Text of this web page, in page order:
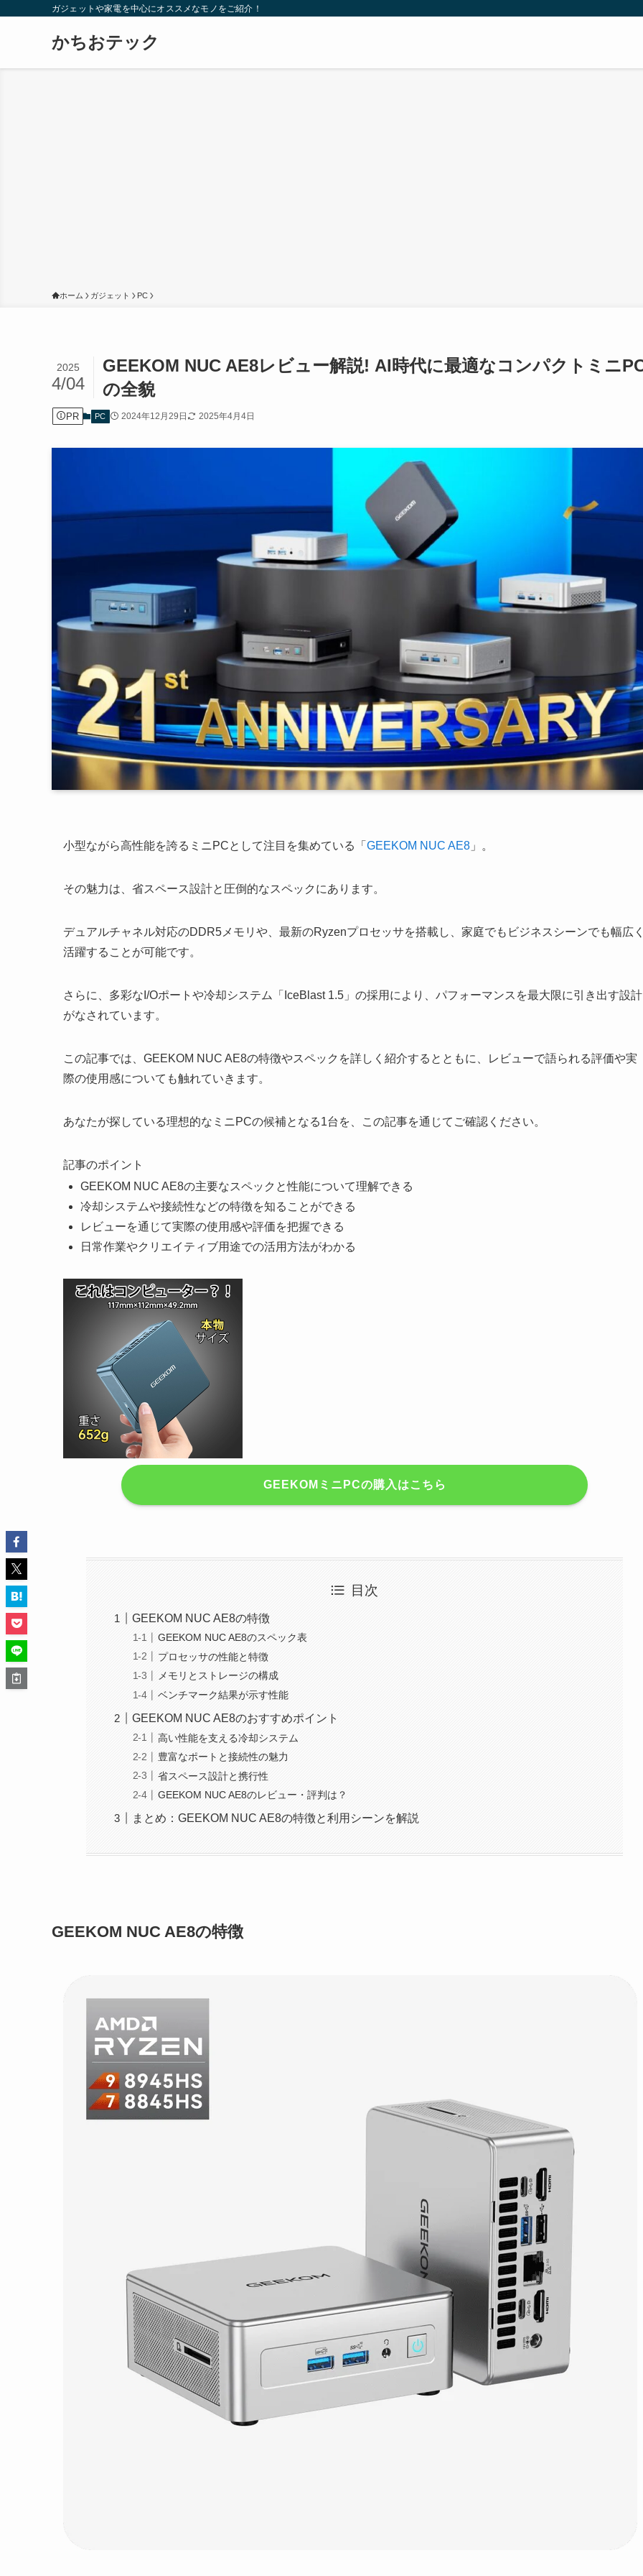
ガジェットや家電を中心にオススメなモノをご紹介！
かちおテック
ホーム ガジェット PC
GEEKOM NUC AE8レビュー解説! AI時代に最適なコンパクトミニ
の全貌
2025
4/04
PR PC 2024年12月29日 2025年4月4日
小型ながら高性能を誇るミニPCとして注目を集めている「 GEEKOM NUC AE8 」。
その魅力は、省スペース設計と圧倒的なスペックにあります。
デュアルチャネル対応のDDR5メモリや、最新のRyzenプロセッサを搭載し、家庭でもビジネスシーンでも幅広
活躍することが可能です。
さらに、多彩なI/Oポートや冷却システム「IceBlast 1.5」の採用により、パフォーマンスを最大限に引き出す設計
がなされています。
この記事では、GEEKOM NUC AE8の特徴やスペックを詳しく紹介するとともに、レビューで語られる評価や実
際の使用感についても触れていきます。
あなたが探している理想的なミニPCの候補となる1台を、この記事を通じてご確認ください。
記事のポイント
GEEKOM NUC AE8の主要なスペックと性能について理解できる
冷却システムや接続性などの特徴を知ることができる
レビューを通じて実際の使用感や評価を把握できる
日常作業やクリエイティブ用途での活用方法がわかる
GEEKOMミニPCの購入はこちら
目次
GEEKOM NUC AE8の特徴
GEEKOM NUC AE8のスペック表
プロセッサの性能と特徴
メモリとストレージの構成
ベンチマーク結果が示す性能
GEEKOM NUC AE8のおすすめポイント
高い性能を支える冷却システム
豊富なポートと接続性の魅力
省スペース設計と携行性
GEEKOM NUC AE8のレビュー・評判は？
まとめ：GEEKOM NUC AE8の特徴と利用シーンを解説
GEEKOM NUC AE8の特徴